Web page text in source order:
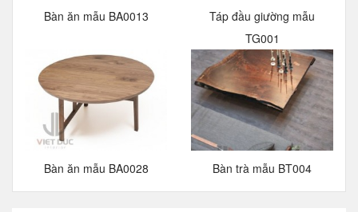
Bàn ăn mẫu BA0013
Táp đầu giường mẫu
TG001
Bàn ăn mẫu BA0028 Bàn trà mẫu BT004